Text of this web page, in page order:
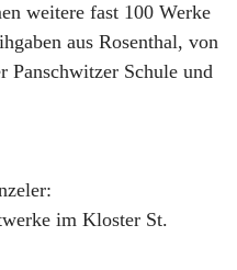
weitere fast 100 Werke
aus Rosenthal, von
Panschwitzer Schule und
im Kloster St.